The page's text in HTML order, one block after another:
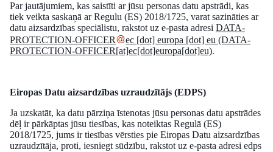
Par jautājumiem, kas saistīti ar jūsu personas datu apstrādi, kas
tiek veikta saskaņā ar Regulu (ES) 2018/1725, varat sazināties ar
datu aizsardzības speciālistu, rakstot uz e-pasta adresi DATA-
PROTECTION-OFFICER
ec [dot] europa [dot] eu (DATA-
PROTECTION-OFFICER[at]ec[dot]europa[dot]eu).
Eiropas Datu aizsardzības uzraudzītājs (EDPS)
Ja uzskatāt, ka datu pārziņa īstenotas jūsu personas datu apstrādes
dēļ ir pārkāptas jūsu tiesības, kas noteiktas Regulā (ES)
2018/1725, jums ir tiesības vērsties pie Eiropas Datu aizsardzības
uzraudzītāja, proti, iesniegt sūdzību, rakstot uz e-pasta adresi edps